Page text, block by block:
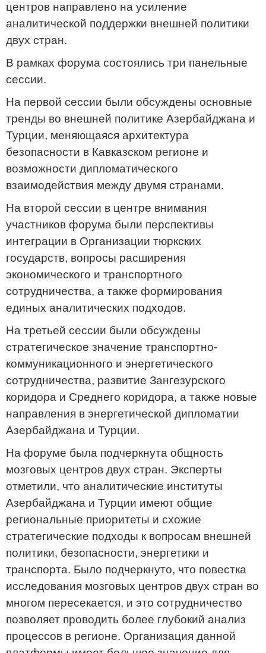
центров направлено на усиление
аналитической поддержки внешней политики
двух стран.
В рамках форума состоялись три панельные
сессии.
На первой сессии были обсуждены основные
тренды во внешней политике Азербайджана и
Турции, меняющаяся архитектура
безопасности в Кавказском регионе и
возможности дипломатического
взаимодействия между двумя странами.
На второй сессии в центре внимания
участников форума были перспективы
интеграции в Организации тюркских
государств, вопросы расширения
экономического и транспортного
сотрудничества, а также формирования
единых аналитических подходов.
На третьей сессии были обсуждены
стратегическое значение транспортно-
коммуникационного и энергетического
сотрудничества, развитие Зангезурского
коридора и Среднего коридора, а также новые
направления в энергетической дипломатии
Азербайджана и Турции.
На форуме была подчеркнута общность
мозговых центров двух стран. Эксперты
отметили, что аналитические институты
Азербайджана и Турции имеют общие
региональные приоритеты и схожие
стратегические подходы к вопросам внешней
политики, безопасности, энергетики и
транспорта. Было подчеркнуто, что повестка
исследования мозговых центров двух стран во
многом пересекается, и это сотрудничество
позволяет проводить более глубокий анализ
процессов в регионе. Организация данной